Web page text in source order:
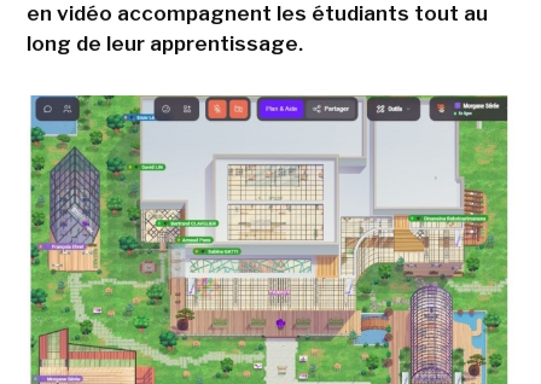
en vidéo accompagnent les étudiants tout au
long de leur apprentissage.